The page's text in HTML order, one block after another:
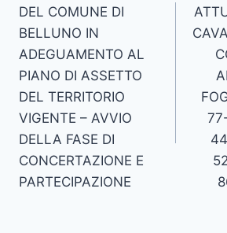
DEL COMUNE DI
BELLUNO IN
ADEGUAMENTO AL
PIANO DI ASSETTO
DEL TERRITORIO
VIGENTE – AVVIO
DELLA FASE DI
CONCERTAZIONE E
PARTECIPAZIONE